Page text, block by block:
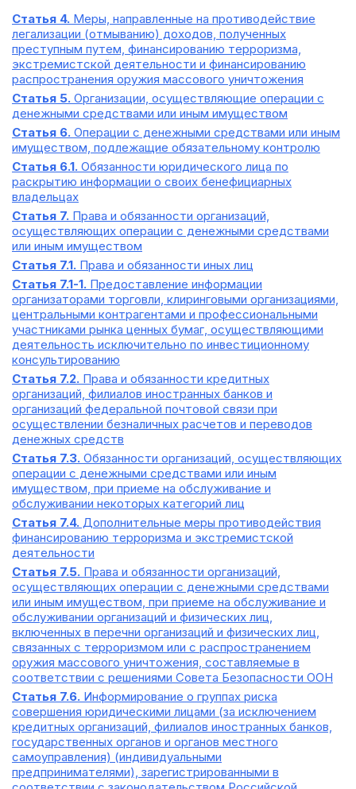
Статья 4. Меры, направленные на противодействие
легализации (отмыванию) доходов, полученных
преступным путем, финансированию терроризма,
экстремистской деятельности и финансированию
распространения оружия массового уничтожения
Статья 5. Организации, осуществляющие операции с
денежными средствами или иным имуществом
Статья 6. Операции с денежными средствами или иным
имуществом, подлежащие обязательному контролю
Статья 6.1. Обязанности юридического лица по
раскрытию информации о своих бенефициарных
владельцах
Статья 7. Права и обязанности организаций,
осуществляющих операции с денежными средствами
или иным имуществом
Статья 7.1. Права и обязанности иных лиц
Статья 7.1-1. Предоставление информации
организаторами торговли, клиринговыми организациями,
центральными контрагентами и профессиональными
участниками рынка ценных бумаг, осуществляющими
деятельность исключительно по инвестиционному
консультированию
Статья 7.2. Права и обязанности кредитных
организаций, филиалов иностранных банков и
организаций федеральной почтовой связи при
осуществлении безналичных расчетов и переводов
денежных средств
Статья 7.3. Обязанности организаций, осуществляющих
операции с денежными средствами или иным
имуществом, при приеме на обслуживание и
обслуживании некоторых категорий лиц
Статья 7.4. Дополнительные меры противодействия
финансированию терроризма и экстремистской
деятельности
Статья 7.5. Права и обязанности организаций,
осуществляющих операции с денежными средствами
или иным имуществом, при приеме на обслуживание и
обслуживании организаций и физических лиц,
включенных в перечни организаций и физических лиц,
связанных с терроризмом или с распространением
оружия массового уничтожения, составляемые в
соответствии с решениями Совета Безопасности ООН
Статья 7.6. Информирование о группах риска
совершения юридическими лицами (за исключением
кредитных организаций, филиалов иностранных банков,
государственных органов и органов местного
самоуправления) (индивидуальными
предпринимателями), зарегистрированными в